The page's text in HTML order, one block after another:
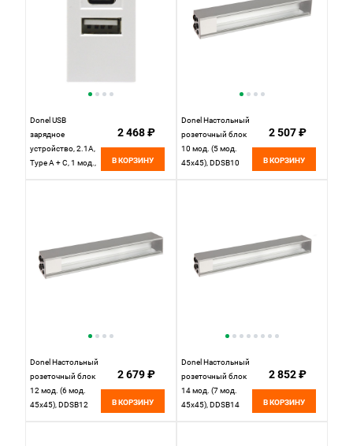
Donel USB
зарядное
устройство, 2.1A,
Type A + C, 1 мод.,
2 468 ₽
В КОРЗИНУ
Donel Настольный
розеточный блок
10 мод. (5 мод.
45х45), DDSB10
2 507 ₽
В КОРЗИНУ
Donel Настольный
розеточный блок
12 мод. (6 мод.
45х45), DDSB12
2 679 ₽
В КОРЗИНУ
Donel Настольный
розеточный блок
14 мод. (7 мод.
45х45), DDSB14
2 852 ₽
В КОРЗИНУ